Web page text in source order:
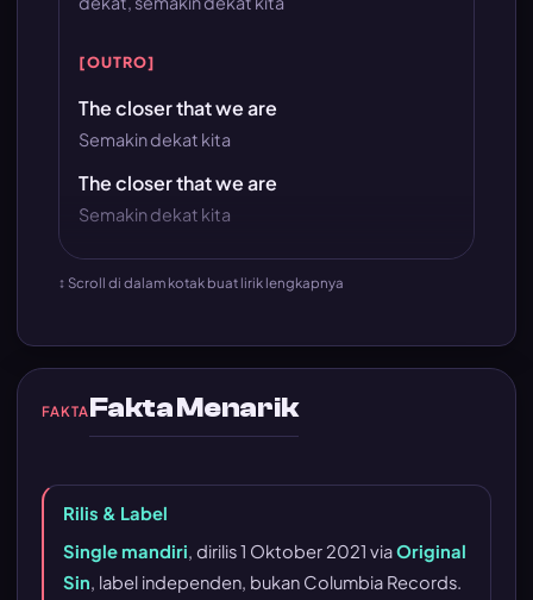
[OUTRO]
The closer that we are
Semakin dekat kita
The closer that we are
Semakin dekat kita
↕ Scroll di dalam kotak buat lirik lengkapnya
FAKTAFakta Menarik
Rilis & Label
Single mandiri, dirilis 1 Oktober 2021 viaOriginal
Sin, label independen, bukan Columbia Records.